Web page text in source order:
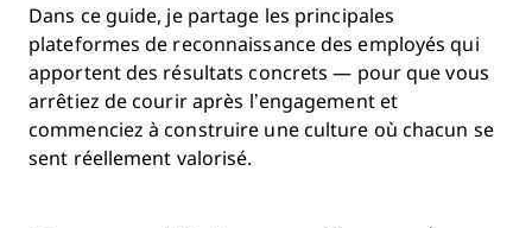
Dans ce guide, je partage les principales
plateformes de reconnaissance des employés qui
apportent des résultats concrets — pour que vous
arrêtiez de courir après l’engagement et
commenciez à construire une culture où chacun se
sent réellement valorisé.